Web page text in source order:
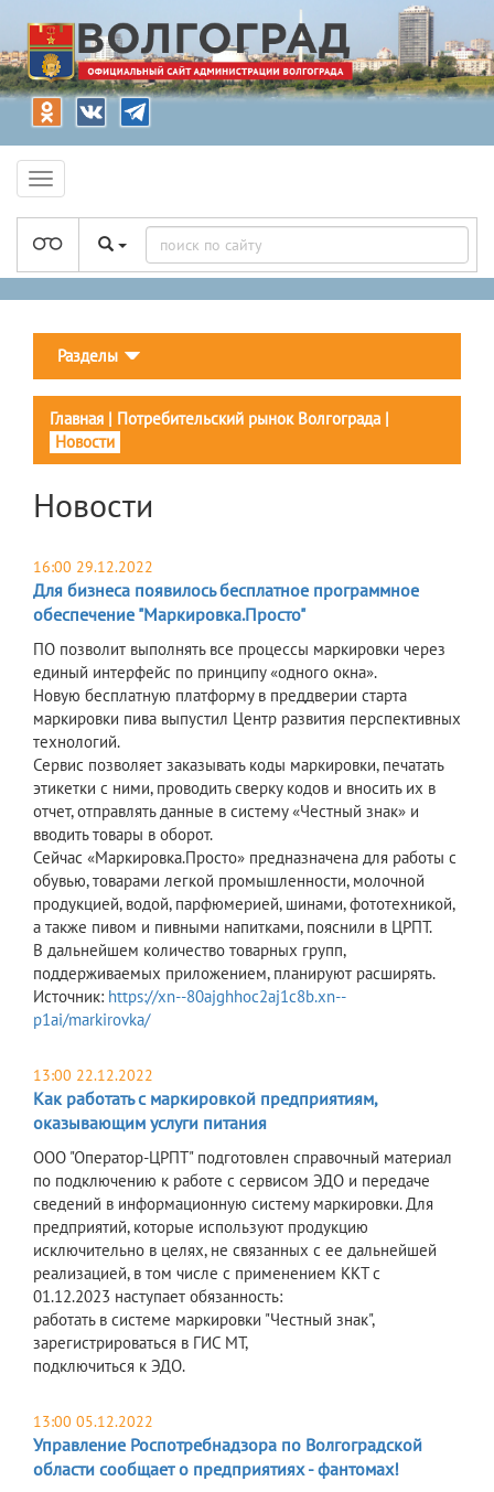
Разделы
Главная | Потребительский рынок Волгограда |
Новости
Новости
16:00 29.12.2022
Для бизнеса появилось бесплатное программное
обеспечение "Маркировка.Просто"
ПО позволит выполнять все процессы маркировки через
единый интерфейс по принципу «одного окна».
Новую бесплатную платформу в преддверии старта
маркировки пива выпустил Центр развития перспективных
технологий.
Сервис позволяет заказывать коды маркировки, печатать
этикетки c ними, проводить сверку кодов и вносить их в
отчет, отправлять данные в систему «Честный знак» и
вводить товары в оборот.
Сейчас «Маркировка.Просто» предназначена для работы с
обувью, товарами легкой промышленности, молочной
продукцией, водой, парфюмерией, шинами, фототехникой,
а также пивом и пивными напитками, пояснили в ЦРПТ.
В дальнейшем количество товарных групп,
поддерживаемых приложением, планируют расширять.
Источник: https://xn--80ajghhoc2aj1c8b.xn--
p1ai/markirovka/
13:00 22.12.2022
Как работать с маркировкой предприятиям,
оказывающим услуги питания
ООО "Оператор-ЦРПТ" подготовлен справочный материал
по подключению к работе с сервисом ЭДО и передаче
сведений в информационную систему маркировки. Для
предприятий, которые используют продукцию
исключительно в целях, не связанных с ее дальнейшей
реализацией, в том числе с применением ККТ с
01.12.2023 наступает обязанность:
работать в системе маркировки "Честный знак",
зарегистрироваться в ГИС МТ,
подключиться к ЭДО.
13:00 05.12.2022
Управление Роспотребнадзора по Волгоградской
области сообщает о предприятиях - фантомах!